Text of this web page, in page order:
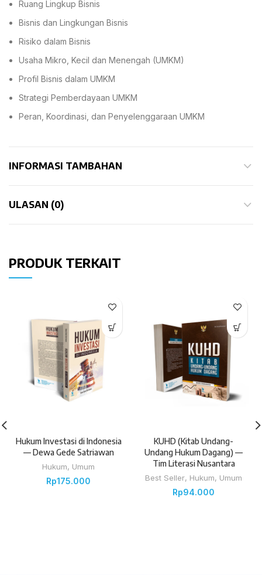
Ruang Lingkup Bisnis
Bisnis dan Lingkungan Bisnis
Risiko dalam Bisnis
Usaha Mikro, Kecil dan Menengah (UMKM)
Profil Bisnis dalam UMKM
Strategi Pemberdayaan UMKM
Peran, Koordinasi, dan Penyelenggaraan UMKM
INFORMASI TAMBAHAN
ULASAN (0)
PRODUK TERKAIT
Hukum Investasi di Indonesia
— Dewa Gede Satriawan
Hukum, Umum
Rp175.000
KUHD (Kitab Undang-
Undang Hukum Dagang) —
Tim Literasi Nusantara
Best Seller, Hukum, Umum
Rp94.000